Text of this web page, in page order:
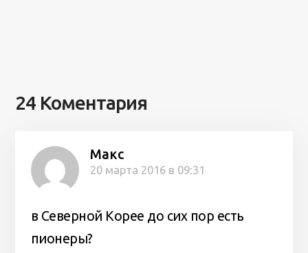
24 Коментария
Макс
20 марта 2016 в 09:31
в Северной Корее до сих пор есть
пионеры?